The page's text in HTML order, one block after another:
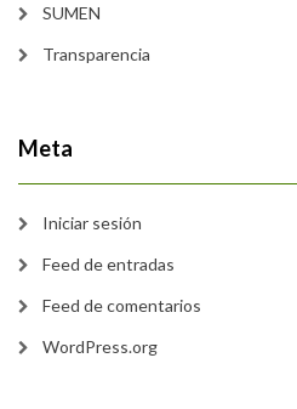
SUMEN
Transparencia
Meta
Iniciar sesión
Feed de entradas
Feed de comentarios
WordPress.org